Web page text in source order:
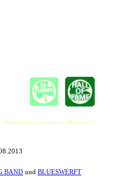
wir keine Haftung +
BAND und BLUESWERFT